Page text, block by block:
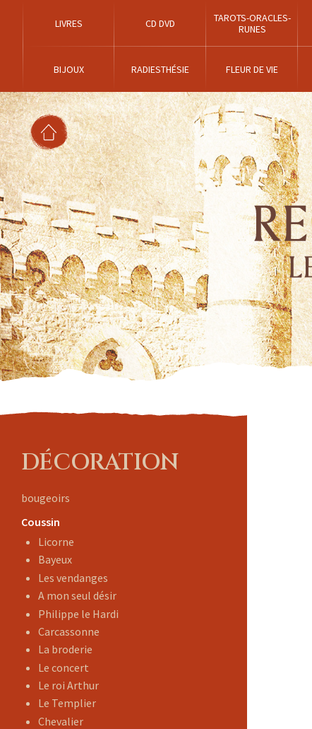
LIVRES CD DVD
TAROTS-ORACLES-
RUNES
BIJOUX RADIESTHÉSIE FLEUR DE VIE
DÉCORATION
bougeoirs
Coussin
Licorne
Bayeux
Les vendanges
A mon seul désir
Philippe le Hardi
Carcassonne
La broderie
Le concert
Le roi Arthur
Le Templier
Chevalier